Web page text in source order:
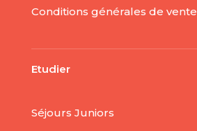
Conditions générales de vente
Etudier
Séjours Juniors